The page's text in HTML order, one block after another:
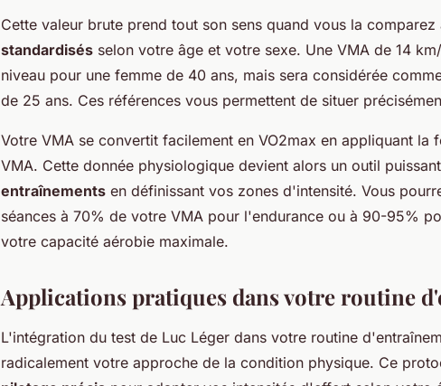
Cette valeur brute prend tout son sens quand vous la comparez
standardisés selon votre âge et votre sexe. Une VMA de 14
niveau pour une femme de 40 ans, mais sera considérée
de 25 ans. Ces références vous permettent de situer
Votre VMA se convertit facilement en VO2max en appliquant la
VMA. Cette donnée physiologique devient alors un outil
entraînements en définissant vos zones d'intensité. Vous
séances à 70% de votre VMA pour l'endurance ou à 90-95%
votre capacité aérobie maximale.
Applications pratiques dans votre routine
L'intégration du test de Luc Léger dans votre routine
radicalement votre approche de la condition physique. Ce